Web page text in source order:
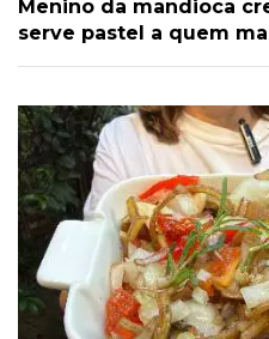
Menino da mandioca
serve pastel a quem